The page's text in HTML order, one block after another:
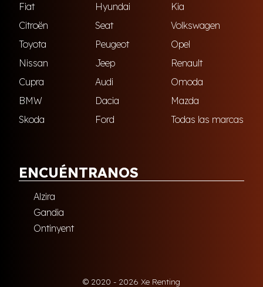
Fiat Hyundai
Kia
Citroën
Seat
Volkswagen
Toyota
Peugeot
Opel
Nissan
Jeep
Renault
Cupra
Audi
Omoda
BMW
Dacia
Mazda
Skoda
Ford Todas las marcas
ENCUÉNTRANOS
Alzira
Gandia
Ontinyent
© 2020 - 2026 Xe Renting